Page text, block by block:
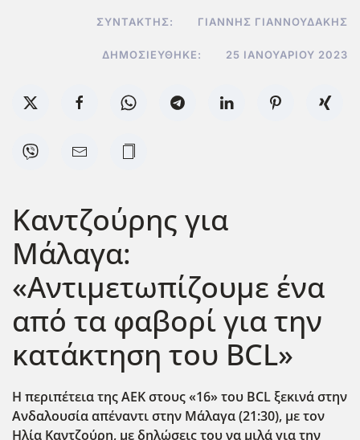
ΣΥΝΤΆΚΤΗΣ: ΓΙΆΝΝΗΣ ΓΙΑΝΝΟΥΔΆΚΗΣ
ΔΗΜΟΣΙΕΎΘΗΚΕ: 25 ΙΑΝΟΥΑΡΊΟΥ 2023
Καντζούρης για
Μάλαγα:
«Αντιμετωπίζουμε ένα
από τα φαβορί για την
κατάκτηση του BCL»
Η περιπέτεια της ΑΕΚ στους «16» του BCLξεκινά στην
Ανδαλουσία απέναντι στην Μάλαγα (21:30), με τον
Ηλία Καντζούρη, με δηλώσεις του να μιλά για την